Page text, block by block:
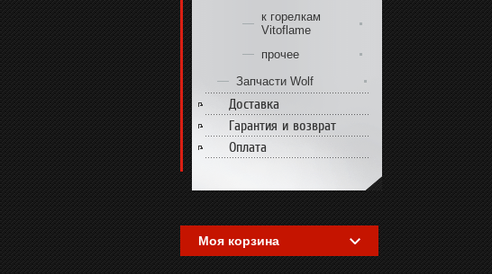
к горелкам
Vitoflame
прочее
Запчасти Wolf
Доставка
Гарантия и возврат
Оплата
Моя корзина